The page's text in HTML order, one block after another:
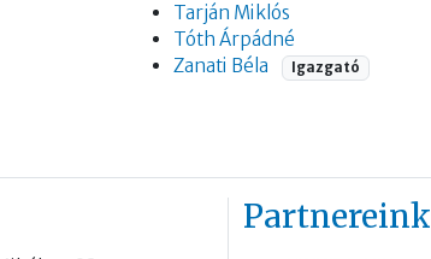
Tarján Miklós
Tóth Árpádné
Zanati Béla
Igazgató
Partnereink